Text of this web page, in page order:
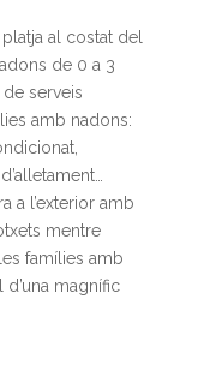
al costat del
de 0 a 3
serveis
amb nadons:
a l’exterior amb
mentre
famílies amb
d’una magnífic